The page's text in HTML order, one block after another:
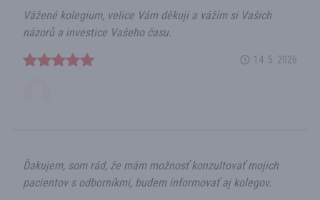
Vážené kolegium, velice Vám děkuji a vážím si Vašich
názorů a investice Vašeho času.
14. 5. 2026
Ďakujem, som rád, že mám možnosť konzultovať mojich
pacientov s odborníkmi, budem informovať aj kolegov.